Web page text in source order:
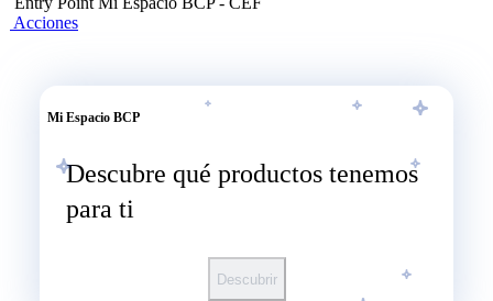
recomendada para que puedas renovarlo al instante.
Acciones
Mi Espacio BCP
Descubre qué productos tenemos
para ti
Descubrir